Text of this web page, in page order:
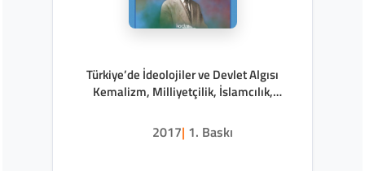
Türkiye’de İdeolojiler ve Devlet Algısı
Kemalizm, Milliyetçilik, İslamcılık,
2017| 1. Baskı